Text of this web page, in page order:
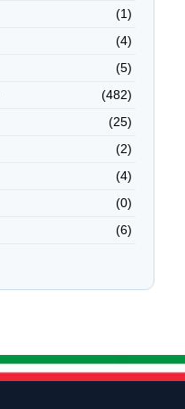
(1)
(4)
(5)
(482)
(25)
(2)
(4)
(0)
(6)